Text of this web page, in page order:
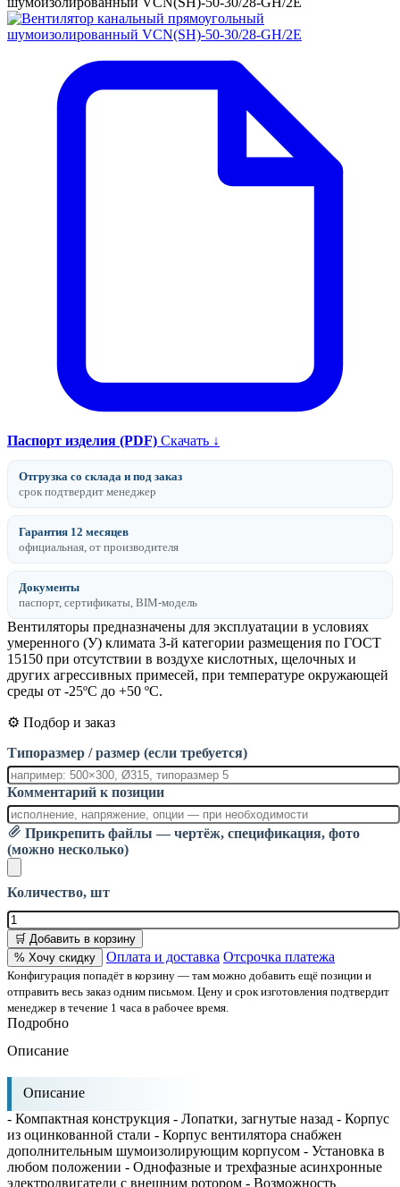
Паспорт изделия (PDF) Скачать ↓
Отгрузка со склада и под заказ
срок подтвердит менеджер
Гарантия 12 месяцев
официальная, от производителя
Документы
паспорт, сертификаты, BIM-модель
Вентиляторы предназначены для эксплуатации в условиях
умеренного (У) климата 3-й категории размещения по ГОСТ
15150 при отсутствии в воздухе кислотных, щелочных и
других агрессивных примесей, при температуре окружающей
среды от -25ºС до +50 ºС.
⚙️ Подбор и заказ
Типоразмер / размер (если требуется)
Комментарий к позиции
Прикрепить файлы — чертёж, спецификация, фото
(можно несколько)
Количество, шт
🛒 Добавить в корзину
% Хочу скидку
Оплата и доставка Отсрочка платежа
Конфигурация попадёт в корзину — там можно добавить ещё позиции и
отправить весь заказ одним письмом. Цену и срок изготовления подтвердит
менеджер в течение 1 часа в рабочее время.
Подробно
Описание
Описание
- Компактная конструкция - Лопатки, загнутые назад - Корпус
из оцинкованной стали - Корпус вентилятора снабжен
дополнительным шумоизолирующим корпусом - Установка в
любом положении - Однофазные и трехфазные асинхронные
электродвигатели с внешним ротором - Возможность